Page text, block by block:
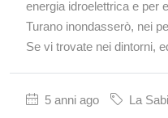
energia idroelettrica e per
Turano inondasserò, nei
Se vi trovate nei dintorni,
5 anni ago La